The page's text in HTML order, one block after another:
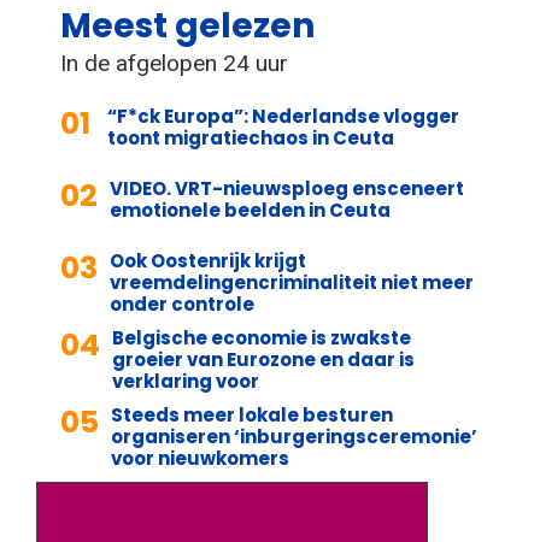
Meest gelezen
In de afgelopen 24 uur
01
“F*ck Europa”: Nederlandse vlogger
toont migratiechaos in Ceuta
02 VIDEO. VRT-nieuwsploeg ensceneert
emotionele beelden in Ceuta
03 Ook Oostenrijk krijgt
vreemdelingencriminaliteit niet meer
onder controle
04 Belgische economie is zwakste
groeier van Eurozone en daar is
verklaring voor
05 Steeds meer lokale besturen
organiseren ‘inburgeringsceremonie’
voor nieuwkomers